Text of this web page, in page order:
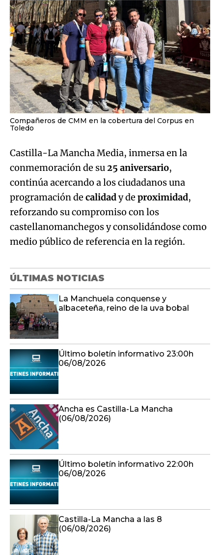
Compañeros de CMM en la cobertura del Corpus en
Toledo
Castilla-La Mancha Media, inmersa en la
conmemoración de su25 aniversario,
continúa acercando a los ciudadanos una
programación de calidady de proximidad,
reforzando su compromiso con los
castellanomanchegos y consolidándose como
medio público de referencia en la región.
ÚLTIMAS NOTICIAS
La Manchuela conquense y
albaceteña, reino de la uva bobal
Último boletín informativo 23:00h
06/08/2026
Ancha es Castilla-La Mancha
(06/08/2026)
Último boletín informativo 22:00h
06/08/2026
Castilla-La Mancha a las 8
(06/08/2026)